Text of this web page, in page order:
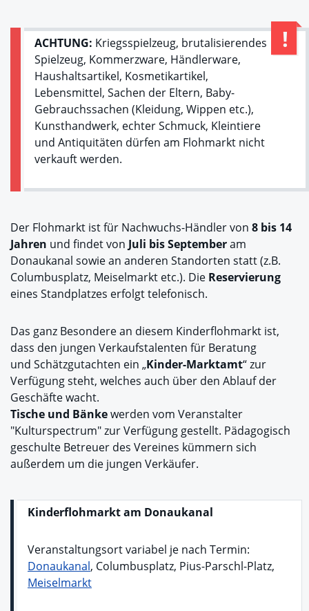
ACHTUNG: Kriegsspielzeug, brutalisierendes
Spielzeug, Kommerzware, Händlerware,
Haushaltsartikel, Kosmetikartikel,
Lebensmittel, Sachen der Eltern, Baby-
Gebrauchssachen (Kleidung, Wippen etc.),
Kunsthandwerk, echter Schmuck, Kleintiere
und Antiquitäten dürfen am Flohmarkt nicht
verkauft werden.
Der Flohmarkt ist für Nachwuchs-Händler von 8 bis 14
Jahren und findet von Juli bis Septemberam
Donaukanal sowie an anderen Standorten statt (z.B.
Columbusplatz, Meiselmarkt etc.). Die Reservierung
eines Standplatzes erfolgt telefonisch.
Das ganz Besondere an diesem Kinderflohmarkt ist,
dass den jungen Verkaufstalenten für Beratung
und Schätzgutachten ein „Kinder-Marktamt“ zur
Verfügung steht, welches auch über den Ablauf der
Geschäfte wacht.
Tische und Bänkewerden vom Veranstalter
"Kulturspectrum" zur Verfügung gestellt. Pädagogisch
geschulte Betreuer des Vereines kümmern sich
außerdem um die jungen Verkäufer.
Kinderflohmarkt am Donaukanal
Veranstaltungsort variabel je nach Termin:
Donaukanal, Columbusplatz, Pius-Parschl-Platz,
Meiselmarkt